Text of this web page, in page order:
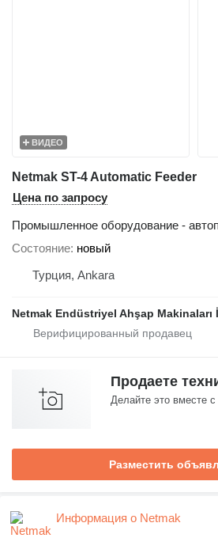
ВИДЕО
Netmak ST-4 Automatic Feeder
Цена по запросу
Промышленное оборудование -
Состояние новый
Турция, Ankara
Продаете
Делайте это вместе
Разместить
Информация о Netmak